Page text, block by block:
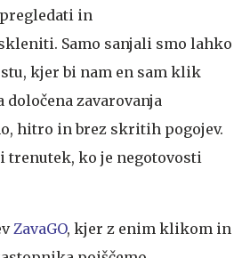
in
Samo sanjali smo lahko
kjer bi nam en sam klik
zavarovanja
hitro in brez skritih pogojev.
trenutek, ko je negotovosti
ZavaGO, kjer z enim klikom in